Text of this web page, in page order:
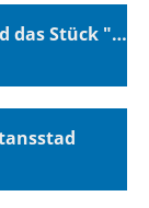
Die Theatergruppe NACHWIEVOR wird das Stück "Superyachten" vom 29.02. bis 09.03. sieben mal im Clubhaus des SCTs aufführen.